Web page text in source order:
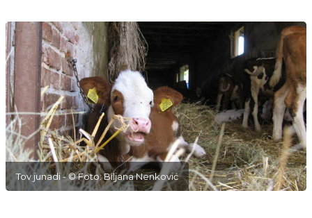
Tov junadi - © Foto: Biljana Nenković